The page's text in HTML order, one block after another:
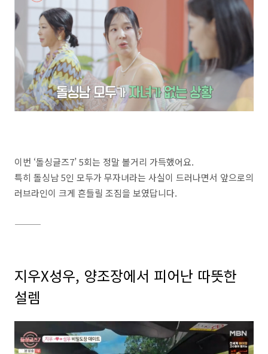
이번 ‘돌싱글즈7’ 5회는 정말 볼거리 가득했어요.
특히 돌싱남 5인 모두가 무자녀라는 사실이 드러나면서 앞으로의
러브라인이 크게 흔들릴 조짐을 보였답니다.
⸻
지우X성우, 양조장에서 피어난 따뜻한
설렘